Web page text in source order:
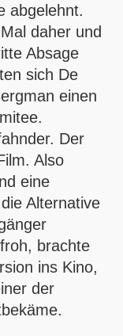
abgelehnt.
daher und
Absage
sich De
einen
Der
Also
eine
Alternative
brachte
ins Kino,
der